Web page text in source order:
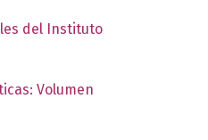
del Instituto
Volumen